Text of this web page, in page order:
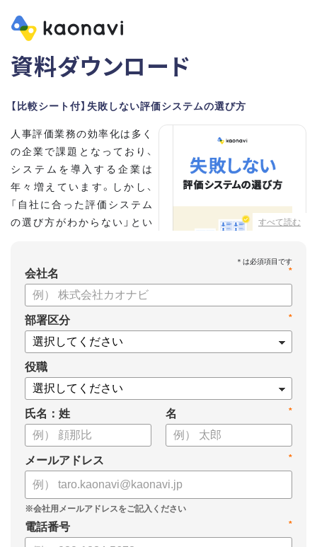
資料ダウンロード
【比較シート付】失敗しない評価システムの選び方
すべて読む
人事評価業務の効率化は多く
の企業で課題となっており、
システムを導入する企業は
年々増えています。しかし、
「自社に合った評価システム
の選び方がわからない」とい
こちらの資料では、
・人事評価システムが必要な企業の特徴
・導入検討に必要な3つの視点
・7つの選定ポイント
についてまとめましたので、ぜひお役立てください。
*
会社名
*
部署区分
役職
氏名：姓 *
名
*
メールアドレス
*
電話番号